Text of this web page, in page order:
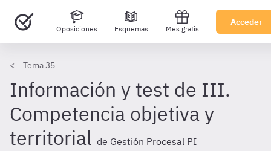
Oposiciones Esquemas Mes gratis
Acceder
Tema 35
Información y test de III.
Competencia objetiva y
territorial de Gestión Procesal PI